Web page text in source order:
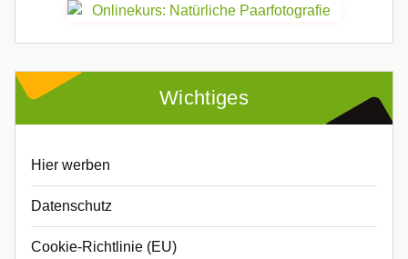
Wichtiges
Hier werben
Datenschutz
Cookie-Richtlinie (EU)